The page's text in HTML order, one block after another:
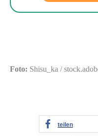
Foto: Shisu_ka /
teilen